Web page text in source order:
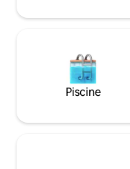
Piscine